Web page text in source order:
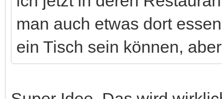
man auch etwas dort
ein Tisch sein können,